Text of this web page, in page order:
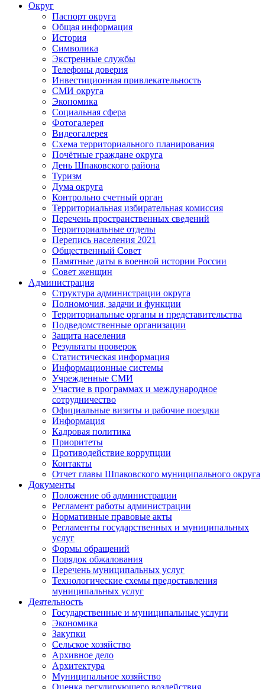
Округ
Паспорт округа
Общая информация
История
Символика
Экстренные службы
Телефоны доверия
Инвестиционная привлекательность
СМИ округа
Экономика
Социальная сфера
Фотогалерея
Видеогалерея
Схема территориального планирования
Почётные граждане округа
День Шпаковского района
Туризм
Дума округа
Контрольно счетный орган
Территориальная избирательная комиссия
Перечень пространственных сведений
Территориальные отделы
Перепись населения 2021
Общественный Совет
Памятные даты в военной истории России
Совет женщин
Администрация
Структура администрации округа
Полномочия, задачи и функции
Территориальные органы и представительства
Подведомственные организации
Защита населения
Результаты проверок
Статистическая информация
Информационные системы
Учрежденные СМИ
Участие в программах и международное
сотрудничество
Официальные визиты и рабочие поездки
Информация
Кадровая политика
Приоритеты
Противодействие коррупции
Контакты
Отчет главы Шпаковского муниципального округа
Документы
Положение об администрации
Регламент работы администрации
Нормативные правовые акты
Регламенты государственных и муниципальных
услуг
Формы обращений
Порядок обжалования
Перечень муниципальных услуг
Технологические схемы предоставления
муниципальных услуг
Деятельность
Государственные и муниципальные услуги
Экономика
Закупки
Сельское хозяйство
Архивное дело
Архитектура
Муниципальное хозяйство